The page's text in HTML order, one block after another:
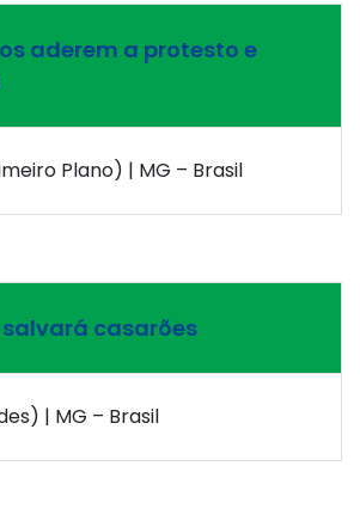
aderem a protesto e
Plano) | MG – Brasil
casarões
| MG – Brasil